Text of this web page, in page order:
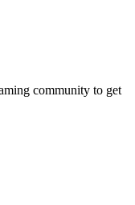
community to get